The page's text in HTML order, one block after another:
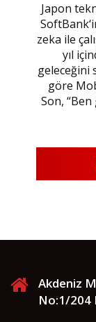
Japon
zeka ile
yıl
geleceğini
göre
Son,
Akdeniz
No:1/204